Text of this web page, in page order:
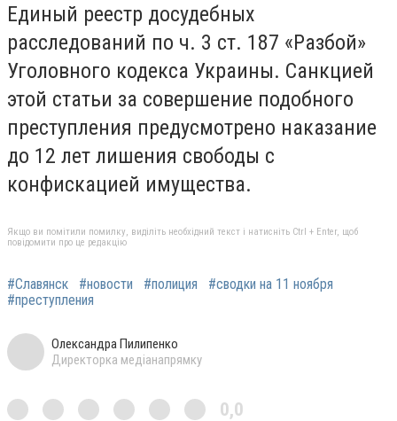
Единый реестр досудебных
расследований по ч. 3 ст. 187 «Разбой»
Уголовного кодекса Украины. Санкцией
этой статьи за совершение подобного
преступления предусмотрено наказание
до 12 лет лишения свободы с
конфискацией имущества.
Якщо ви помітили помилку, виділіть необхідний текст і натисніть Ctrl + Enter, щоб
повідомити про це редакцію
#Славянск #новости #полиция
#сводки на 11 ноября
#преступления
Олександра Пилипенко
Директорка медіанапрямку
0,0